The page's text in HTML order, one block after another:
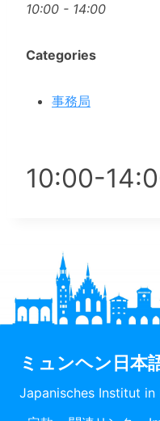
10:00 - 14:00
Categories
事務局
10:00-
ミュンヘン日本
Japanisches Institut in